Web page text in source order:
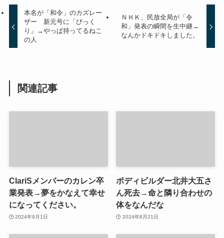
本名が「和令」のカズレー
ザー 新元号に「びっく
り」→やっぱ持ってるねこ
の人
ＮＨＫ、民放全局が「令
和」発表の瞬間を生中継→
なんかドキドキしました。
関連記事
ClariSメンバーのカレン卒
業発表→夢をかなえて幸せ
になってください。
2024年9月1日
ボディビルダー北井大五さ
ん死去→命と隣り合わせの
体をなんだな
2024年8月21日